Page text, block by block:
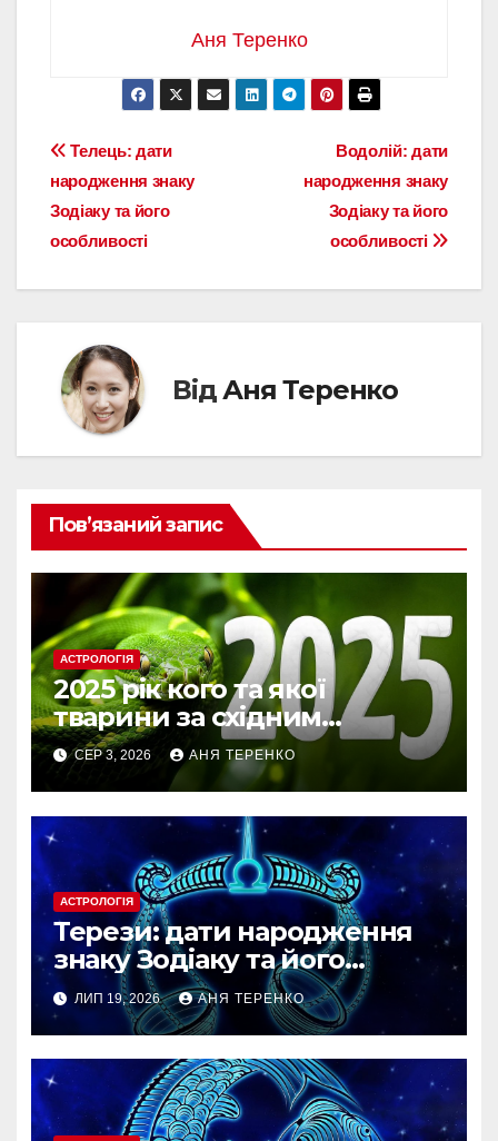
Аня Теренко
Навігація
записів
Водолій: дати
народження знаку
Зодіаку та його
особливості
Телець: дати
народження знаку
Зодіаку та його
особливості
ВідАня Теренко
Пов’язаний запис
АСТРОЛОГІЯ
2025 рік кого та якої
тварини за східним
календарем
СЕР 3, 2026 АНЯ ТЕРЕНКО
АСТРОЛОГІЯ
Терези: дати народження
знаку Зодіаку та його
особливості
ЛИП 19, 2026 АНЯ ТЕРЕНКО